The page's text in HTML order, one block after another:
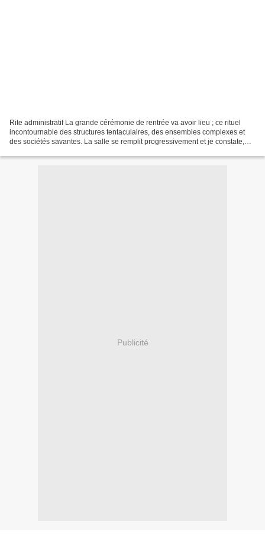
Rite administratif La grande cérémonie de rentrée va avoir lieu ; ce rituel
incontournable des structures tentaculaires, des ensembles complexes et
des sociétés savantes. La salle se remplit progressivement et je constate,
Publicité